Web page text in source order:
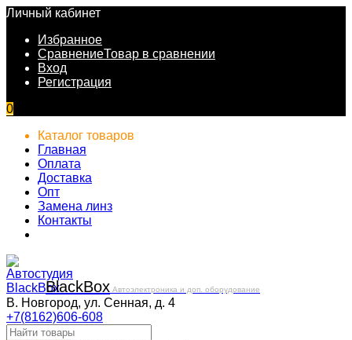
Личный кабинет
Избранное
СравнениеТовар в сравнении
Вход
Регистрация
0
Каталог товаров
Главная
Оплата
Доставка
Опт
Замена линз
Контакты
BlackBox Автоэлектроника и доп. оборудование
В. Новгород, ул. Сенная, д. 4
+7(8162)606-608